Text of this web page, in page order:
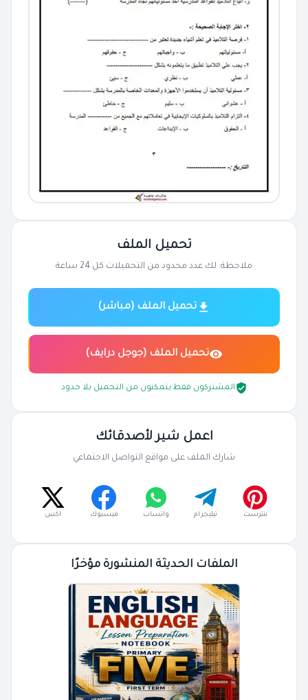
تحميل الملف
ملاحظة: لك عدد محدود من التحميلات كل 24 ساعة
تحميل الملف (مباشر)
تحميل الملف (جوجل درايف)
المشتركون فقط يتمكنون من التحميل بلا حدود
اعمل شير لأصدقائك
شارك الملف على مواقع التواصل الاجتماعي
بنترست تيليجرام واتساب فيسبوك اكس
الملفات الحديثة المنشورة مؤخرًا